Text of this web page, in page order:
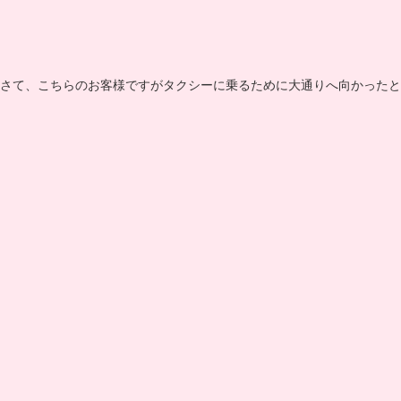
さて、こちらのお客様ですがタクシーに乗るために大通りへ向かった